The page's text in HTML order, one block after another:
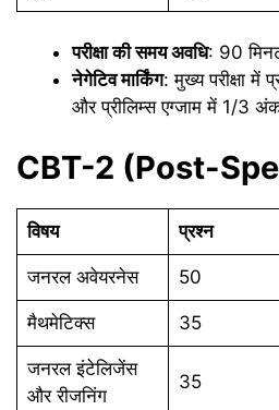
परीक्षा की समय अवधि: 90
नेगेटिव मार्किंग: मुख्य परीक्षा में
और प्रीलिम्स एग्जाम में 1/3
CBT-2 (Post-
विषय प्रश्न
जनरल अवेयरनेस 50
मैथमेटिक्स 35
जनरल इंटेलिजेंस
और रीजनिंग
35